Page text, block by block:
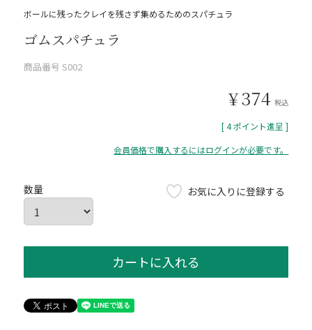
ボールに残ったクレイを残さず集めるためのスパチュラ
ゴムスパチュラ
商品番号 S002
¥374 税込
[4ポイント進呈 ]
会員価格で購入するにはログインが必要です。
お気に入りに登録する
カートに入れる